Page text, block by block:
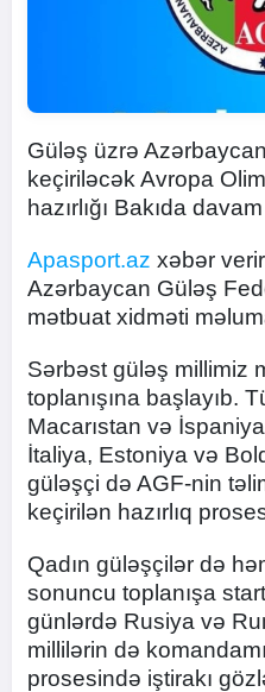
Güləş üzrə
keçiriləcək Avropa
hazırlığı Bakıda
Apasport.az xəbər
Azərbaycan Güləş
mətbuat xidməti
Sərbəst güləş millimiz
toplanışına başlayıb.
Macarıstan və
İtaliya, Estoniya və
güləşçi də AGF-nin
keçirilən hazırlıq
Qadın güləşçilər də
sonuncu toplanışa
günlərdə Rusiya və
millilərin də
prosesində iştirakı